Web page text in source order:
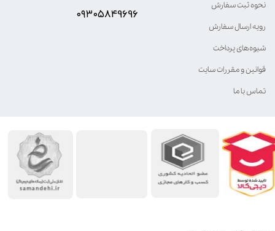
نحوه ثبت سفارش
رویه ارسال سفارش
شیوه‌های پرداخت
قوانین و مقررات سایت
تماس با ما
۰۹۳۰۵8۴9696